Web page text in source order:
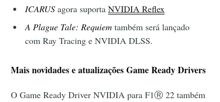
ICARUS agora suportaNVIDIA Reflex
A Plague Tale: Requiem também será lançado
com Ray Tracing e NVIDIA DLSS.
Mais novidades e atualizações Game Ready Drivers
O Game Ready Driver NVIDIA para F1Ⓡ 22 também